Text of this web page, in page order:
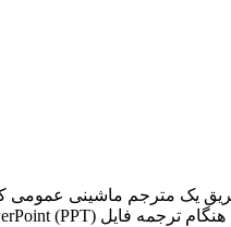
طریق یک مترجم ماشینی